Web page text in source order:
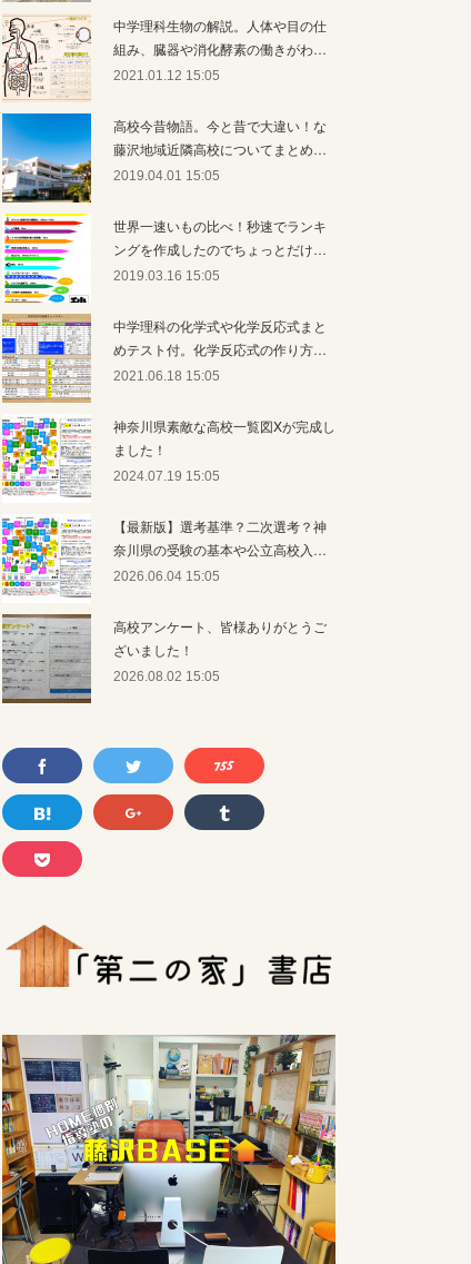
中学理科生物の解説。人体や目の仕
組み、臓器や消化酵素の働きがわ…
2021.01.12 15:05
高校今昔物語。今と昔で大違い！な
藤沢地域近隣高校についてまとめ…
2019.04.01 15:05
世界一速いもの比べ！秒速でランキ
ングを作成したのでちょっとだけ…
2019.03.16 15:05
中学理科の化学式や化学反応式まと
めテスト付。化学反応式の作り方…
2021.06.18 15:05
神奈川県素敵な高校一覧図Xが完成し
ました！
2024.07.19 15:05
【最新版】選考基準？二次選考？神
奈川県の受験の基本や公立高校入…
2026.06.04 15:05
高校アンケート、皆様ありがとうご
ざいました！
2026.08.02 15:05